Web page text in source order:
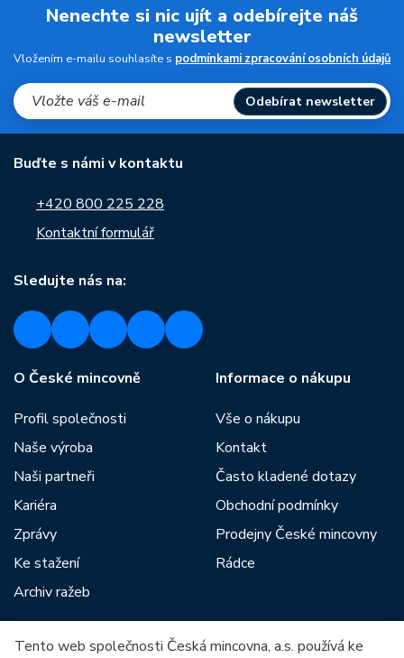
Nenechte si nic ujít a odebírejte náš
newsletter
Vložením e-mailu souhlasíte s podmínkami zpracování osobních údajů
Odebírat newsletter
Buďte s námi v kontaktu
+420 800 225 228
Kontaktní formulář
Sledujte nás na:
O České mincovně
Profil společnosti
Naše výroba
Naši partneři
Kariéra
Zprávy
Ke stažení
Archiv ražeb
Informace o nákupu
Vše o nákupu
Kontakt
Často kladené dotazy
Obchodní podmínky
Prodejny České mincovny
Rádce
Mezi naše partnery patří:
Tento web společnosti Česká mincovna, a.s. používá ke